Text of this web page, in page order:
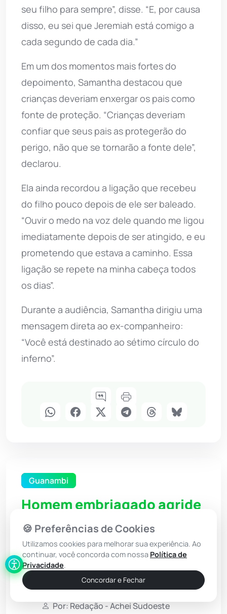
seu filho para sempre”, disse. “E, por causa
disso, eu sei que Jeremiah está comigo a
cada segundo de cada dia.”
Em um dos momentos mais fortes do
depoimento, Samantha destacou que
crianças deveriam enxergar os pais como
fonte de proteção. “Crianças deveriam
confiar que seus pais as protegerão do
perigo, não que se tornarão a fonte dele”,
declarou.
Ela ainda recordou a ligação que recebeu
do filho pouco depois de ele ser baleado.
“Ouvir o medo na voz dele quando me ligou
imediatamente depois de ser atingido, e eu
prometendo que estava a caminho. Essa
ligação se repete na minha cabeça todos
os dias”.
Durante a audiência, Samantha dirigiu uma
mensagem direta ao ex-companheiro:
“Você está destinado ao sétimo círculo do
inferno”.
Guanambi
Homem embriagado agride
a mãe idosa e ameaça
sobrinho com faca em
Guanambi
20 Mai 2026 / 12:30
Por: Redação - Achei Sudoeste
🍪 Preferências de Cookies
Utilizamos cookies para melhorar sua experiência. Ao
continuar, você concorda com nossa Política de
Privacidade.
Concordar e Fechar